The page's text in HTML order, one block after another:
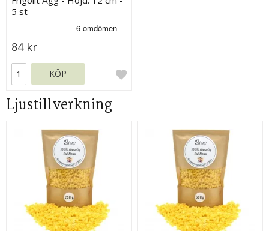
5 st
84 kr
KÖP
Ljustillverkning